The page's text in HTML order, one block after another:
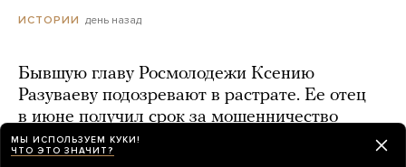
ИСТОРИИ день назад
Бывшую главу Росмолодежи Ксению
Разуваеву подозревают в растрате. Ее отец
в июне получил срок за мошенничество
21 час назад
МЫ ИСПОЛЬЗУЕМ КУКИ!
ЧТО ЭТО ЗНАЧИТ?